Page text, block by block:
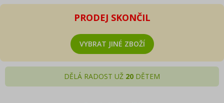
PRODEJ SKONČIL
VYBRAT JINÉ ZBOŽÍ
DĚLÁ RADOST UŽ 20 DĚTEM